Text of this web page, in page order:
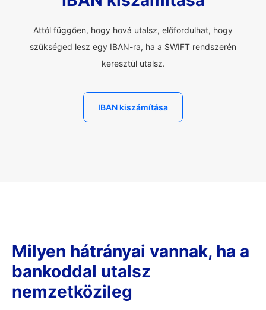
Attól függően, hogy hová utalsz, előfordulhat, hogy
szükséged lesz egy IBAN-ra, ha a SWIFT rendszerén
keresztül utalsz.
IBAN kiszámítása
Milyen hátrányai vannak, ha a
bankoddal utalsz
nemzetközileg